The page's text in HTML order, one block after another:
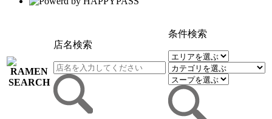
店名検索
条件検索